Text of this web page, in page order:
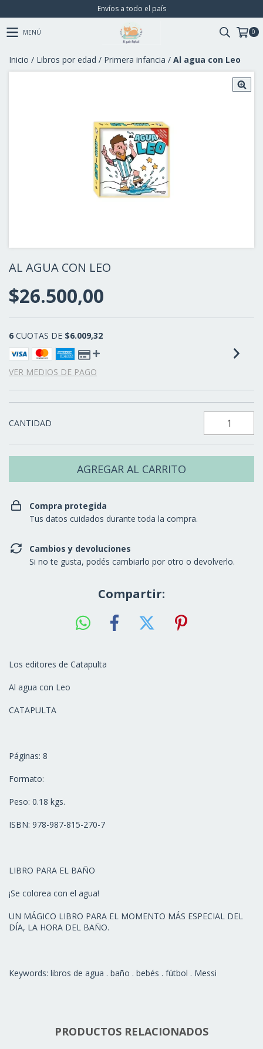
Envíos a todo el país
MENÚ 0
Inicio / Libros por edad / Primera infancia / Al agua con Leo
AL AGUA CON LEO
$26.500,00
6 CUOTAS DE $6.009,32
VER MEDIOS DE PAGO
CANTIDAD
Compra protegida
Tus datos cuidados durante toda la compra.
Cambios y devoluciones
Si no te gusta, podés cambiarlo por otro o devolverlo.
Compartir:
Los editores de Catapulta
Al agua con Leo
CATAPULTA
Páginas: 8
Formato:
Peso: 0.18 kgs.
ISBN: 978-987-815-270-7
LIBRO PARA EL BAÑO
¡Se colorea con el agua!
UN MÁGICO LIBRO PARA EL MOMENTO MÁS ESPECIAL DEL
DÍA, LA HORA DEL BAÑO.
Keywords: libros de agua . baño . bebés . fútbol . Messi
PRODUCTOS RELACIONADOS